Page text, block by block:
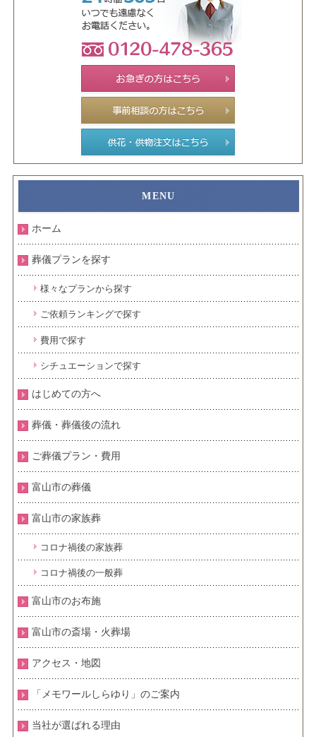
ホーム
葬儀プランを探す
様々なプランから探す
ご依頼ランキングで探す
費用で探す
シチュエーションで探す
はじめての方へ
葬儀・葬儀後の流れ
ご葬儀プラン・費用
富山市の葬儀
富山市の家族葬
コロナ禍後の家族葬
コロナ禍後の一般葬
富山市のお布施
富山市の斎場・火葬場
アクセス・地図
「メモワールしらゆり」のご案内
当社が選ばれる理由